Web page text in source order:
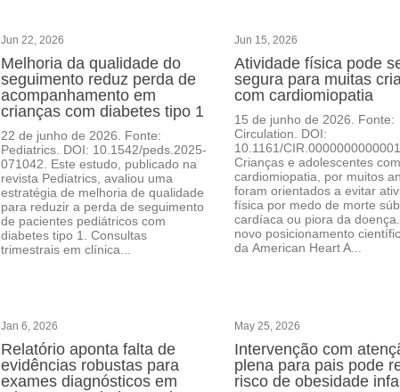
Jun 22, 2026
Melhoria da qualidade do
seguimento reduz perda de
acompanhamento em
crianças com diabetes tipo 1
22 de junho de 2026. Fonte:
Pediatrics. DOI: 10.1542/peds.2025-
071042. Este estudo, publicado na
revista Pediatrics, avaliou uma
estratégia de melhoria de qualidade
para reduzir a perda de seguimento
de pacientes pediátricos com
diabetes tipo 1. Consultas
trimestrais em clínica...
Jun 15, 2026
Atividade física pode
segura para muitas
com cardiomiopatia
15 de junho de 2026. Fonte:
Circulation. DOI:
10.1161/
Crianças e adolescentes com
cardiomiopatia, por muitos
foram orientados a evitar
física por medo de morte
cardíaca ou piora da
novo posicionamento
da American Heart A...
Jan 6, 2026
Relatório aponta falta de
evidências robustas para
exames diagnósticos em
May 25, 2026
Intervenção com
plena para pais pode
risco de obesidade